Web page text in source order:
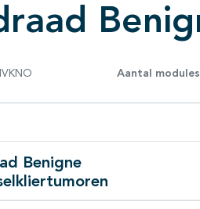
Aantal
Benigne